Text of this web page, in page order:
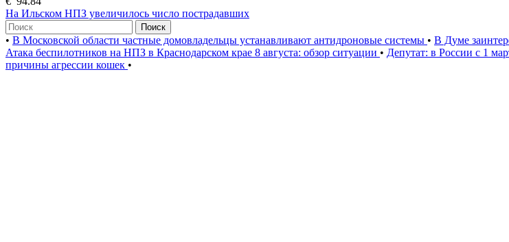
На Ильском НПЗ увеличилось число пострадавших
Поиск
• В Московской области частные домовладельцы устанавливают антидроновые системы • В Думе
Атака беспилотников на НПЗ в Краснодарском крае 8 августа: обзор ситуации • Депутат: в России с 1
причины агрессии кошек •